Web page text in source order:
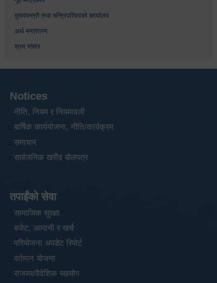
मुख्यमन्त्री तथा मन्त्रिपरिषदको कार्यालय
अर्थ मन्त्रालय
श्रम संसार
Notices
नीति, नियम र नियमावली
बार्षिक कार्ययोजना, नीति/कार्यक्रम
समाचार
सार्वजनिक खरीद बोलपत्र
तपाईंको सेवा
सामाजिक सुरक्षा
बजेट, आम्दनी र खर्च
परियोजना अपडेट रिपोर्ट
वर्तमान योजना
राजस्व/वैदेशिक सहयोग